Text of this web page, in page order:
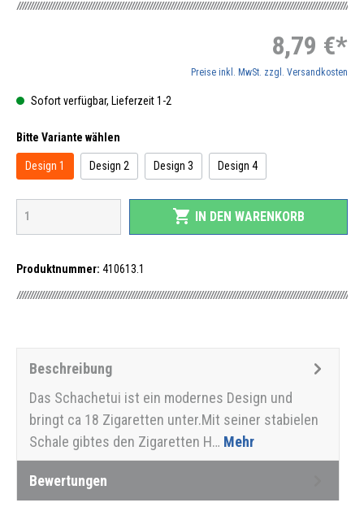
8,79 €*
Preise inkl. MwSt. zzgl. Versandkosten
Sofort verfügbar, Lieferzeit 1-2
Bitte Variante wählen
Design 1 Design 2 Design 3 Design 4
shopping_cart IN DEN WARENKORB
Produktnummer: 410613.1
Beschreibung
Das Schachetui ist ein modernes Design und
bringt ca 18 Zigaretten unter.Mit seiner stabielen
Schale gibtes den Zigaretten H… Mehr
Bewertungen